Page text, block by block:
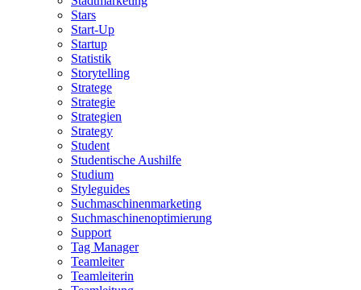
Stars
Start-Up
Startup
Statistik
Storytelling
Stratege
Strategie
Strategien
Strategy
Student
Studentische Aushilfe
Studium
Styleguides
Suchmaschinenmarketing
Suchmaschinenoptimierung
Support
Tag Manager
Teamleiter
Teamleiterin